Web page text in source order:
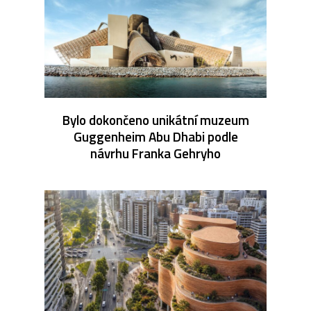
Bylo dokončeno unikátní muzeum
Guggenheim Abu Dhabi podle
návrhu Franka Gehryho